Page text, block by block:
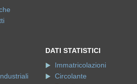
DATI STATISTICI
Immatricolazioni
Circolante